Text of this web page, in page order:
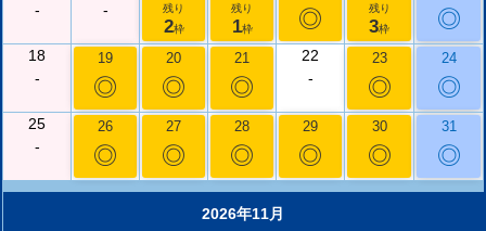
-
-
残り
2枠
残り
1枠 ◎ 残り
3枠 ◎
18
-
19
◎
20
◎
21
◎
22
-
23
◎
24
◎
25
-
26
◎
27
◎
28
◎
29
◎
30
◎
31
◎
2026年11月